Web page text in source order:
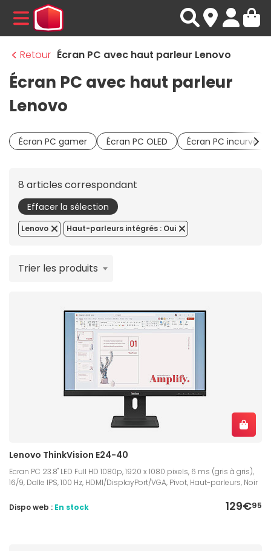
MENU
Retour Écran PC avec haut parleur Lenovo
Écran PC avec haut parleur
Lenovo
Écran PC gamer Écran PC OLED Écran PC incurvé
8 articles correspondant
Effacer la sélection
Lenovo Haut-parleurs intégrés : Oui
Trier les produits
Lenovo ThinkVision E24-40
Ecran PC 23.8" LED Full HD 1080p, 1920 x 1080 pixels, 6 ms (gris à gris),
16/9, Dalle IPS, 100 Hz, HDMI/DisplayPort/VGA, Pivot, Haut-parleurs, Noir
129€95
Dispo web : En stock